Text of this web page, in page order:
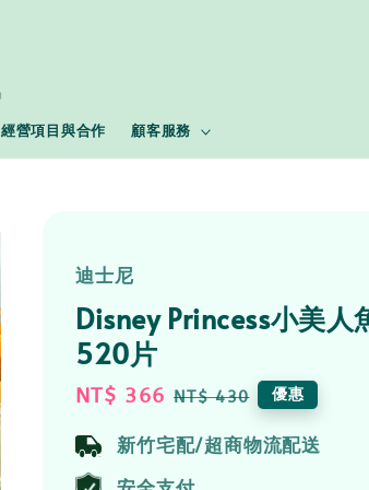
經營項目與合作 顧客服務
迪士尼
Disney Princess小美
520片
Sale
NT$ 366 Regular
NT$ 430 優惠
新竹宅配/超商物流配送